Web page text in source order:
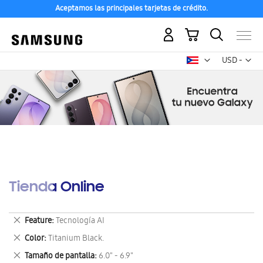
Aceptamos las principales tarjetas de crédito.
USD -
dólar
Mi carrito
Tienda Online
Feature Tecnología AI
Eliminar
este
artículo
Color Titanium Black.
Eliminar
este
Tamaño de pantalla 6.0" - 6.9"
Eliminar